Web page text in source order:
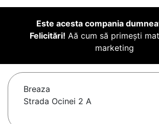
Este acesta compania
Felicitări! Aă cum să primești
marketing
Breaza
Strada Ocinei 2 A